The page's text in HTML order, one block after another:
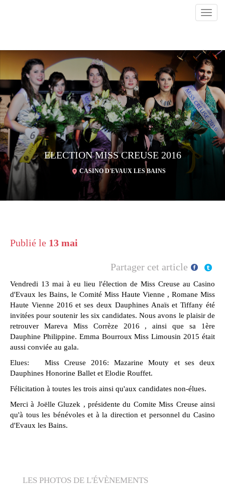
ELECTION MISS CREUSE 2016
CASINO D'EVAUX LES BAINS
Publié le 13 mai
Partager cet article
Vendredi 13 mai à eu lieu l'élection de Miss Creuse au Casino
d'Evaux les Bains, le Comité Miss Haute Vienne , Romane Miss
Haute Vienne 2016 et ses deux Dauphines Anaïs et Tiffany été
invitées pour soutenir les six candidates. Nous avons le plaisir de
retrouver Mareva Miss Corrèze 2016 , ainsi que sa 1ère
Dauphine Philippine. Emma Bourroux Miss Limousin 2015 était
aussi conviée au gala.
Elues: Miss Creuse 2016: Mazarine Mouty et ses deux
Dauphines Honorine Ballet et Elodie Rouffet.
Félicitation à toutes les trois ainsi qu'aux candidates non-élues.
Merci à Joëlle Gluzek , présidente du Comite Miss Creuse ainsi
qu'à tous les bénévoles et à la direction et personnel du Casino
d'Evaux les Bains.
LES PHOTOS DE L'ÉVÈNEMENTS